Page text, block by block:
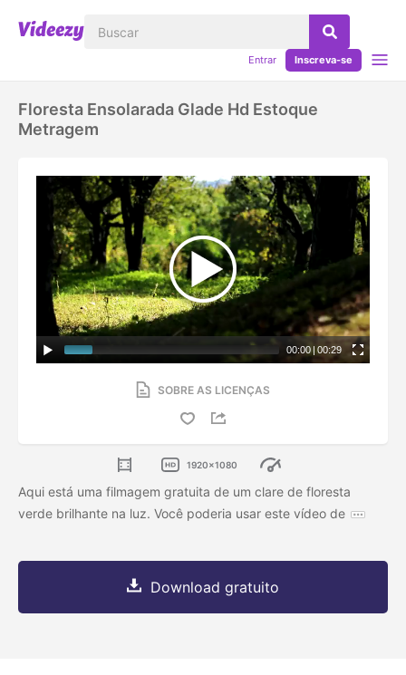
Entrar Inscreva-se
Floresta Ensolarada Glade Hd Estoque
Metragem
00:00 | 00:29
SOBRE AS LICENÇAS
1920x1080
Aqui está uma filmagem gratuita de um clare de floresta
verde brilhante na luz. Você poderia usar este vídeo de
Download gratuito